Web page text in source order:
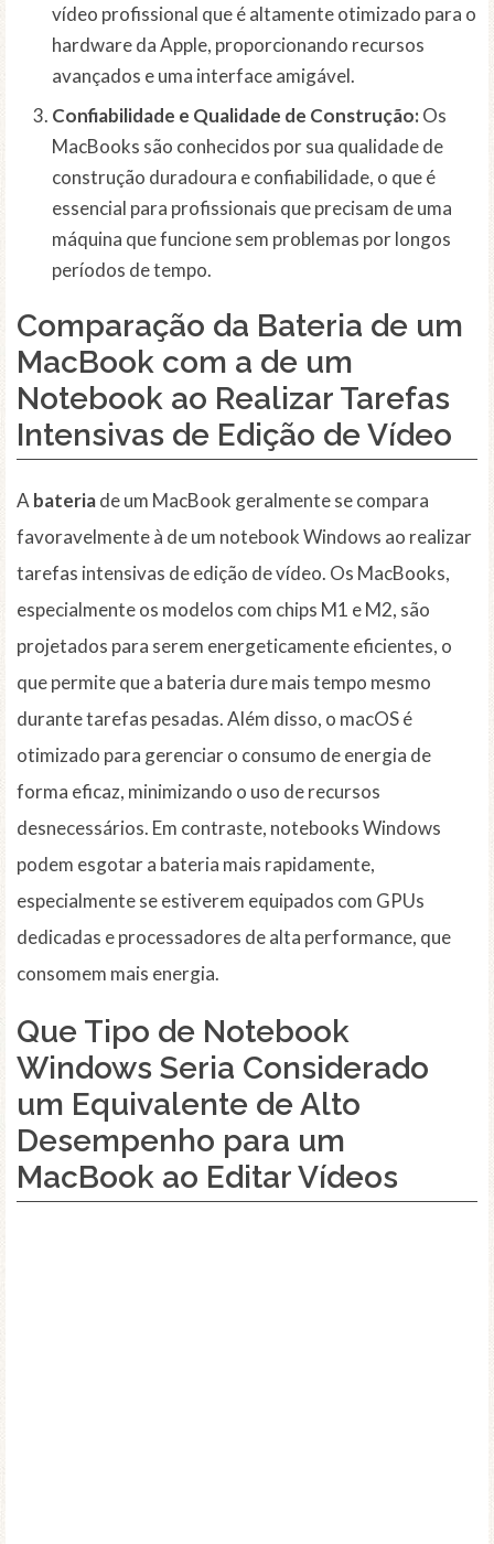
vídeo profissional que é altamente otimizado para o
hardware da Apple, proporcionando recursos
avançados e uma interface amigável.
Confiabilidade e Qualidade de Construção:Os
MacBooks são conhecidos por sua qualidade de
construção duradoura e confiabilidade, o que é
essencial para profissionais que precisam de uma
máquina que funcione sem problemas por longos
períodos de tempo.
Comparação da Bateria de um
MacBook com a de um
Notebook ao Realizar Tarefas
Intensivas de Edição de Vídeo
A bateriade um MacBook geralmente se compara
favoravelmente à de um notebook Windows ao realizar
tarefas intensivas de edição de vídeo. Os MacBooks,
especialmente os modelos com chips M1 e M2, são
projetados para serem energeticamente eficientes, o
que permite que a bateria dure mais tempo mesmo
durante tarefas pesadas. Além disso, o macOS é
otimizado para gerenciar o consumo de energia de
forma eficaz, minimizando o uso de recursos
desnecessários. Em contraste, notebooks Windows
podem esgotar a bateria mais rapidamente,
especialmente se estiverem equipados com GPUs
dedicadas e processadores de alta performance, que
consomem mais energia.
Que Tipo de Notebook
Windows Seria Considerado
um Equivalente de Alto
Desempenho para um
MacBook ao Editar Vídeos